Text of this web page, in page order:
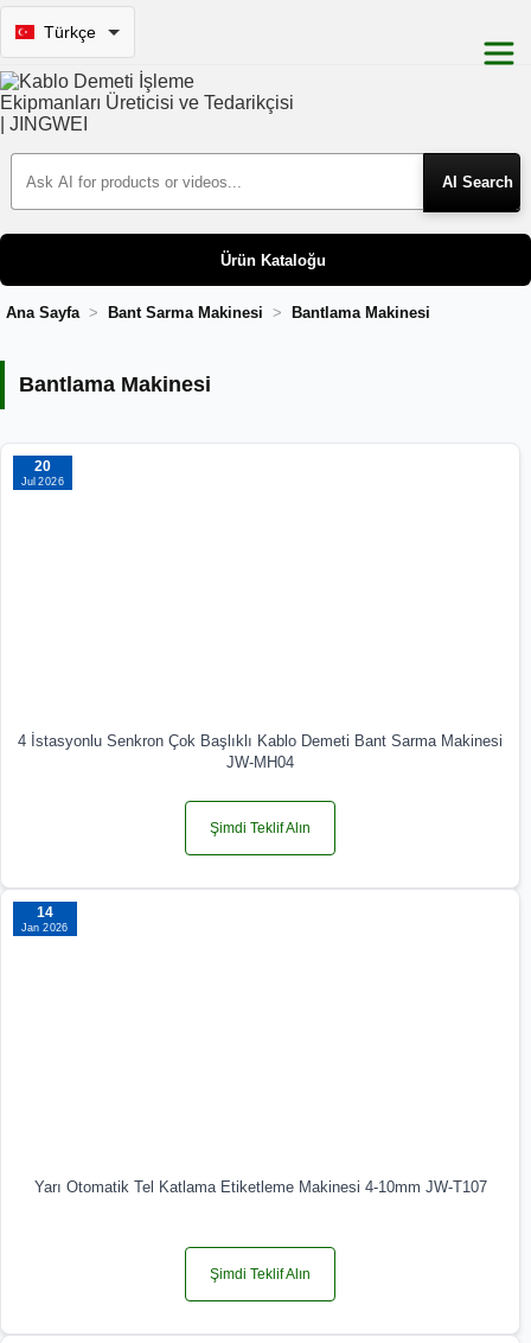
Türkçe
Search Products
Ürün Kataloğu
Ana Sayfa Bant Sarma Makinesi Bantlama Makinesi
Bantlama Makinesi
20
Jul 2026
4 İstasyonlu Senkron Çok Başlıklı Kablo Demeti Bant Sarma Makinesi
JW-MH04
Şimdi Teklif Alın
14
Jan 2026
Yarı Otomatik Tel Katlama Etiketleme Makinesi 4-10mm JW-T107
Şimdi Teklif Alın